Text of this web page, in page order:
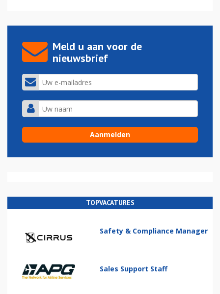
Meld u aan voor de
nieuwsbrief
TOPVACATURES
Safety & Compliance Manager
Sales Support Staff